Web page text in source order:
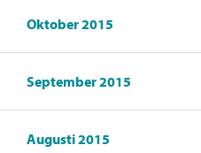
Oktober 2015
September 2015
Augusti 2015